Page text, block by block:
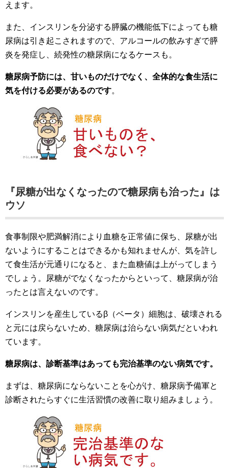
えます。
また、インスリンを分泌する膵臓の機能低下によっても糖
尿病は引き起こされますので、アルコールの飲みすぎで膵
炎を発症し、続発性の糖尿病になるケースも。
糖尿病予防には、甘いものだけでなく、全体的な食生活に
気を付ける必要があるのです。
『尿糖が出なくなったので糖尿病も治った』は
ウソ
食事制限や肥満解消により血糖を正常値に保ち、尿糖が出
ないようにすることはできるかも知れませんが、気を許し
て食生活が元通りになると、また血糖値は上がってしまう
でしょう。尿糖がでなくなったからといって、糖尿病が治
ったとは言えないのです。
インスリンを産生しているβ（ベータ）細胞は、破壊される
と元には戻らないため、糖尿病は治らない病気だといわれ
ています。
糖尿病は、診断基準はあっても完治基準のない病気です。
まずは、糖尿病にならないことを心がけ、糖尿病予備軍と
診断されたらすぐに生活習慣の改善に取り組みましょう。